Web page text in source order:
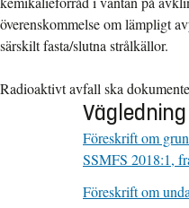
överenskommelse om lämpligt
särskilt fasta/slutna strålkällor.
Radioaktivt avfall ska
Föreskrift om
SSMFS 2018:1,
Föreskrift om